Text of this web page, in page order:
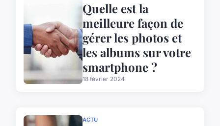
Quelle est la
meilleure façon de
gérer les photos et
les albums sur votre
smartphone ?
18 février 2024
ACTU